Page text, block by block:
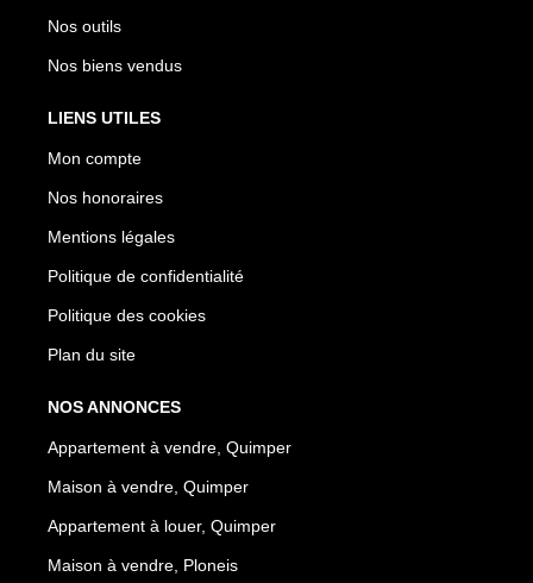
Nos outils
Nos biens vendus
LIENS UTILES
Mon compte
Nos honoraires
Mentions légales
Politique de confidentialité
Politique des cookies
Plan du site
NOS ANNONCES
Appartement à vendre, Quimper
Maison à vendre, Quimper
Appartement à louer, Quimper
Maison à vendre, Ploneis